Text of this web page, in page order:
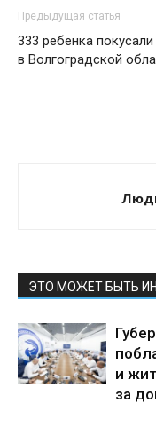
Предыдущая статья
333 ребенка
в Волгоградской
ЭТО МОЖЕТ БЫТЬ
и
за